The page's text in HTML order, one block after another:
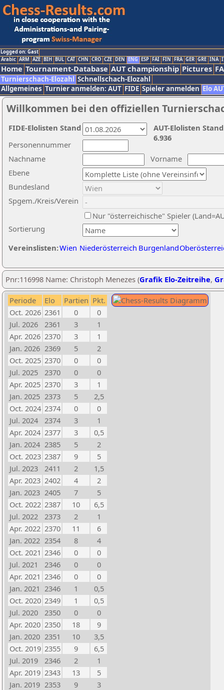
Logged on: Gast
Arabic ARM AZE BIH BUL CAT CHN CRO CZE DEN ENG ESP FAI FIN FRA GER GRE INA
Home Tournament-Database AUT championship Pictures
Turnierschach-Elozahl Schnellschach-Elozahl
Allgemeines Turnier anmelden: AUT FIDE Spieler anmelden Elo
Willkommen bei den offiziellen
Nachname
Vorname
Ebene
Sortierung
Personennummer
Bundesland
Spgem./Kreis/Verein
Nur "österreichische" Spieler
Vereinslisten:Wien Niederösterreich Burgenland
AUT-Elolisten
6.936
FIDE-Elolisten Stand
Pnr:116998 Name: Christoph Menezes (Grafik Elo-Zeitreihe,
Periode Elo Partien Pkt.
Oct. 2026 2361 0
0
Jul. 2026
2361 3
1
Apr. 2026 2370 3
1
Jan. 2026 2369 5
2
Oct. 2025 2370 0
0
Jul. 2025
2370 0
0
Apr. 2025 2370 3
1
Jan. 2025 2373 5
2,5
Oct. 2024 2374 0
0
Jul. 2024
2374 3
1
Apr. 2024 2377 3
0,5
Jan. 2024 2385 5
2
Oct. 2023 2387 9
5
Jul. 2023
2411 2
1,5
Apr. 2023 2402 4
2
Jan. 2023 2405 7
5
Oct. 2022 2387 10
6,5
Jul. 2022
2373 2
1
Apr. 2022 2370 11
6
Jan. 2022 2354 8
4
Oct. 2021 2346 0
0
Jul. 2021
2346 0
0
Apr. 2021 2346 0
0
Jan. 2021 2346 1
0,5
Oct. 2020 2349 1
0,5
Jul. 2020
2350 0
0
Apr. 2020 2350 18
9
Jan. 2020 2351 10
3,5
Oct. 2019 2355 9
6,5
Jul. 2019
2346 2
1
Apr. 2019 2343 13
5
Jan. 2019 2353 9
3